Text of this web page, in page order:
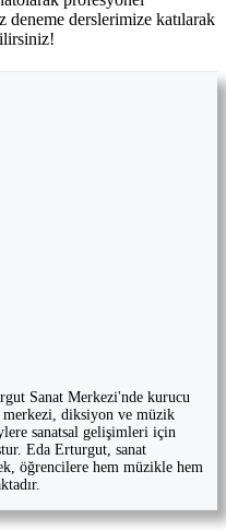
deneme derslerimize katılarak
Sanat Merkezi'nde kurucu
merkezi, diksiyon ve müzik
sanatsal gelişimleri için
Eda Erturgut, sanat
öğrencilere hem müzikle hem